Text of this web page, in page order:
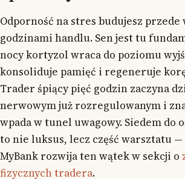
Odporność na stres budujesz przede
godzinami handlu. Sen jest tu
nocy kortyzol wraca do poziomu
konsoliduje pamięć i regeneruje
Trader śpiący pięć godzin zaczyna
nerwowym już rozregulowanym i
wpada w tunel uwagowy. Siedem do
to nie luksus, lecz część warsztatu
MyBank rozwija ten wątek w sekcji o
fizycznych tradera.